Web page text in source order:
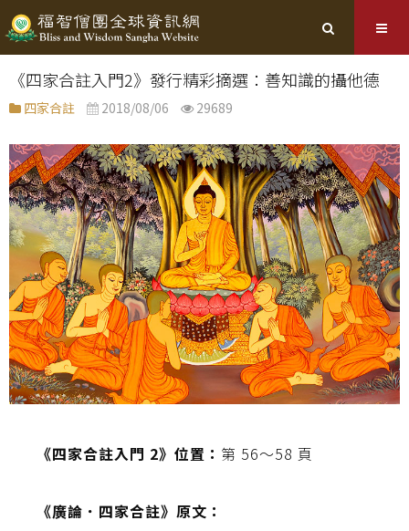
《四家合註入門2》發行精彩摘選：善知識的攝他德
四家合註 2018/08/06 29689
《四家合註入門 2》位置： 第 56～58 頁
《廣論．四家合註》原文：